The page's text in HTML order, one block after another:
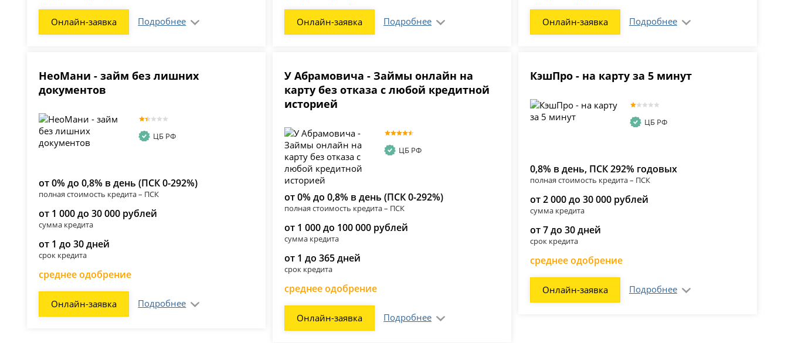
Онлайн-заявка Подробнее Онлайн-заявка Подробнее Онлайн-заявка Подробнее
НеоМани - займ без лишних
документов
ЦБ РФ
от 0% до 0,8% в день (ПСК 0-292%)
полная стоимость кредита – ПСК
от 1 000 до 30 000 рублей
сумма кредита
от 1 до 30 дней
срок кредита
среднее одобрение
Онлайн-заявка Подробнее
У Абрамовича - Займы онлайн на
карту без отказа с любой кредитной
историей
ЦБ РФ
от 0% до 0,8% в день (ПСК 0-292%)
полная стоимость кредита – ПСК
от 1 000 до 100 000 рублей
сумма кредита
от 1 до 365 дней
срок кредита
среднее одобрение
Онлайн-заявка Подробнее
КэшПро - на карту за 5 минут
ЦБ РФ
0,8% в день, ПСК 292% годовых
полная стоимость кредита – ПСК
от 2 000 до 30 000 рублей
сумма кредита
от 7 до 30 дней
срок кредита
среднее одобрение
Онлайн-заявка Подробнее